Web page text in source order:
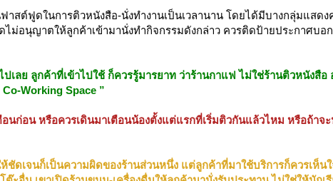
าสต์ฟูดในการติวหนังสือ-นั่งทำงานเป็นเวลานาน โดยได้มีบางกลุ่มแสด
ม่อนุญาตให้ลูกค้าเข้ามานั่งทำกิจกรรมดังกล่าว ควรติดป้ายประกาศบอ
ลย ลูกค้าที่เข้าไปใช้ ก็ควรรู้มารยาท ว่าร้านกาแฟ ไม่ใช่ร้านติวหนังสือ
Working Space ”
นก่อน หรือควรเดินมาเตือนน้องตั้งแต่แรกที่เริ่มติวกันแล้วไหม หรือถ้าจ
ชัดเจนก็เป็นความผิดของร้านส่วนหนึ่ง แต่ลูกค้าที่มาใช้บริการก็ควรเห็น